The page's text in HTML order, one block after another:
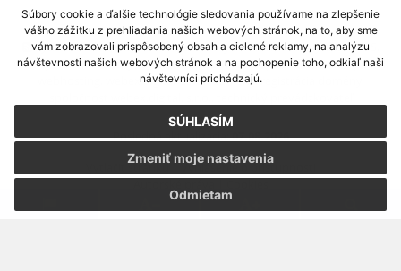
Súbory cookie a ďalšie technológie sledovania používame na zlepšenie
vášho zážitku z prehliadania našich webových stránok, na to, aby sme
vám zobrazovali prispôsobený obsah a cielené reklamy, na analýzu
návštevnosti našich webových stránok a na pochopenie toho, odkiaľ naši
návštevníci prichádzajú.
SÚHLASÍM
Odmietam
Zmeniť moje nastavenia
využite možnosť získavania aktuálnych informácií s využitím RSS
CMS systém (redakčný) systém ECHELON 2,Mapa stránok,web portál
webex.digital, s.r.o.,domény,registrácia domény
Posledná aktualizácia:07.08.2026
Vytlačiť stránku|Vyhlásenie o prístupnosti